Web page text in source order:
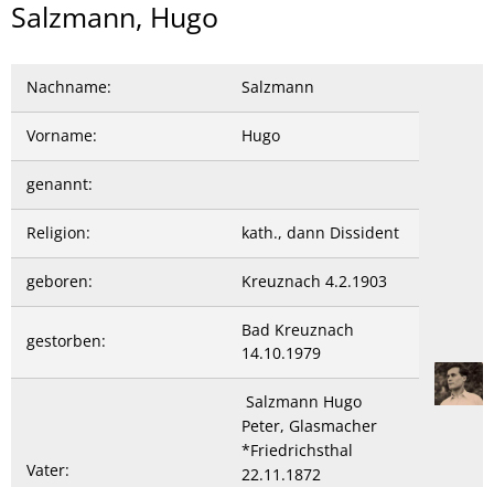
Salzmann,
Salzmann, Hugo
Nachname: Salzmann
Vorname: Hugo
genannt:
Religion: kath., dann Dissident
geboren: Kreuznach 4.2.1903
gestorben:
Bad Kreuznach
14.10.1979
Vater:
Salzmann Hugo
Peter, Glasmacher
*Friedrichsthal
22.11.1872